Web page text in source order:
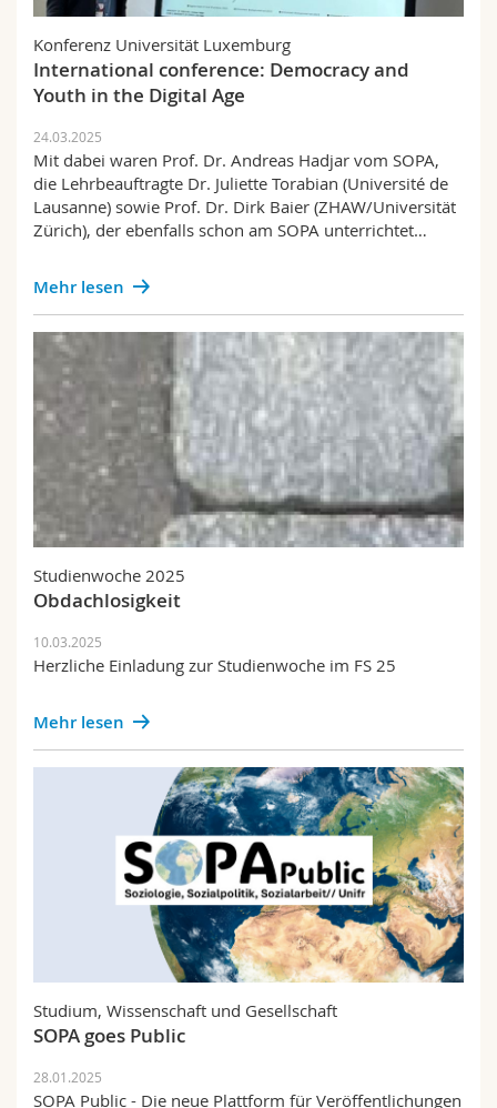
Konferenz Universität Luxemburg
International conference: Democracy and
Youth in the Digital Age
24.03.2025
Mit dabei waren Prof. Dr. Andreas Hadjar vom SOPA,
die Lehrbeauftragte Dr. Juliette Torabian (Université de
Lausanne) sowie Prof. Dr. Dirk Baier (ZHAW/Universität
Zürich), der ebenfalls schon am SOPA unterrichtet…
Mehr lesen
Studienwoche 2025
Obdachlosigkeit
10.03.2025
Herzliche Einladung zur Studienwoche im FS 25
Mehr lesen
Studium, Wissenschaft und Gesellschaft
SOPA goes Public
28.01.2025
SOPA Public - Die neue Plattform für Veröffentlichungen